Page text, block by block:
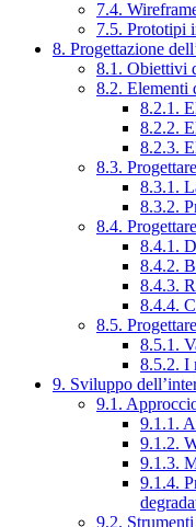
7.4.
7.5. Prototipi
8. Progettazione
8.1. Obiettivi
8.2. Elementi
8.2.1.
8.2.2.
8.2.3.
8.3.
8.3.1.
8.3.2.
8.4.
8.4.1.
8.4.2.
8.4.3.
8.4.4.
8.5.
8.5.1.
8.5.2. I
9. Sviluppo
9.1.
9.1.1.
9.1.2.
9.1.3.
9.1.4.
9.2.